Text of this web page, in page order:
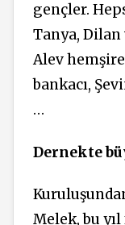
gençler.
Tanya,
Alev
bankacı,
…
Dernekte
Melek, bu